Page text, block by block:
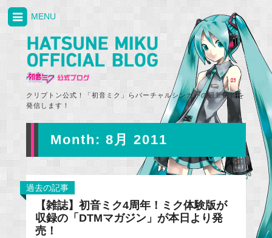
クリプトン公式！「初音ミク」らバーチャルシンガーの最新情報を
発信します！
MENU
Month: 8月 2011
過去の記事
【雑誌】初音ミク4周年！ミク体験版が
収録の「DTMマガジン」が本日より発
売！